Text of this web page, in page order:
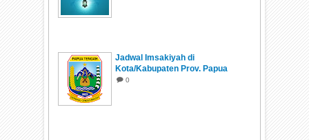
Jadwal Imsakiyah di
Kota/Kabupaten Prov. Papua
Tengah Ramadhan 1447 H/2026
0